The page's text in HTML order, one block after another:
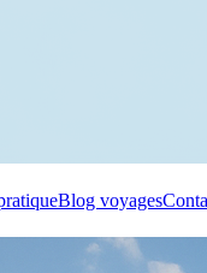
Blog voyages